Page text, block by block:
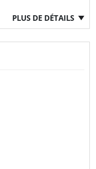
PLUS DE DÉTAILS